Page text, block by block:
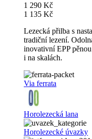
1 290 Kč
1 135 Kč
Lezecká přilba s
tradiční lezení.
inovativní EPP
i na skalách.
Via ferrata
Horolezecká lana
Horolezecké úvazky